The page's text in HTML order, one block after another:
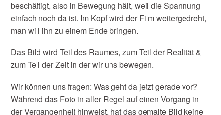
beschäftigt, also in Bewegung hält, weil die Spannung
einfach noch da ist. Im Kopf wird der Film weitergedreht,
man will ihn zu einem Ende bringen.
Das Bild wird Teil des Raumes, zum Teil der Realität &
zum Teil der Zeit in der wir uns bewegen.
Wir können uns fragen: Was geht da jetzt gerade vor?
Während das Foto in aller Regel auf einen Vorgang in
der Vergangenheit hinweist, hat das gemalte Bild keine